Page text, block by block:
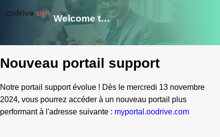
Welcome to Oodrive_sign Cares
Nouveau portail support
Notre portail support évolue ! Dès le mercredi 13 novembre
2024, vous pourrez accéder à un nouveau portail plus
performant à l'adresse suivante : myportal.oodrive.com